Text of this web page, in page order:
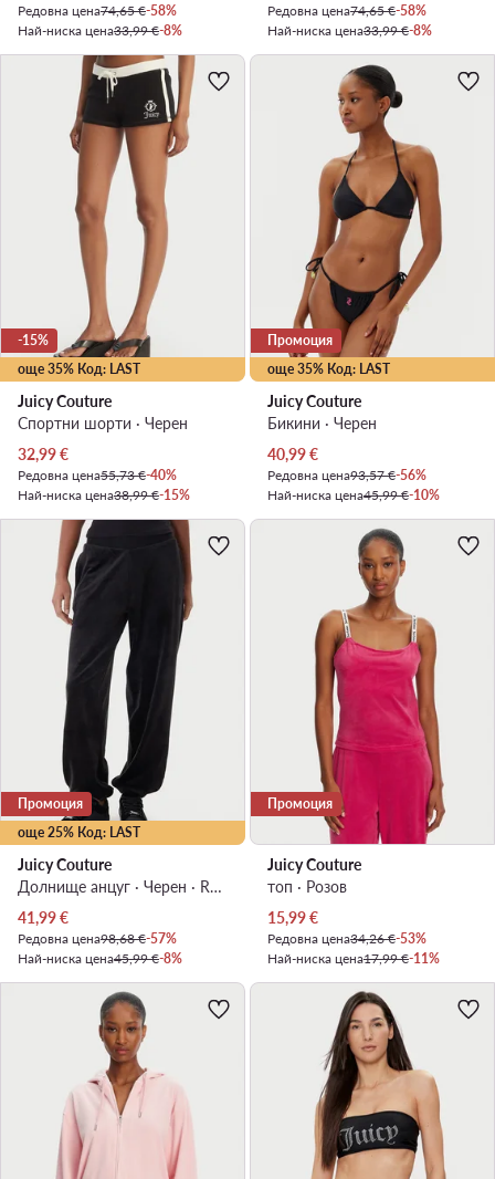
Редовна цена74,65 €-58%
Най-ниска цена33,99 €-8%
Редовна цена74,65 €-58%
Най-ниска цена33,99 €-8%
още 35% Код: LAST
-15%
Juicy Couture
Спортни шорти · Черен
Актуална цена
32,99€
Редовна цена55,73 €-40%
Най-ниска цена38,99 €-15%
още 35% Код: LAST
Промоция
Juicy Couture
Бикини · Черен
Актуална цена
40,99€
Редовна цена93,57 €-56%
Най-ниска цена45,99 €-10%
още 25% Код: LAST
Промоция
Juicy Couture
Долнище анцуг · Черен · Regular Fit
Актуална цена
41,99€
Редовна цена98,68 €-57%
Най-ниска цена45,99 €-8%
Промоция
Juicy Couture
топ · Розов
Актуална цена
15,99€
Редовна цена34,26 €-53%
Най-ниска цена17,99 €-11%